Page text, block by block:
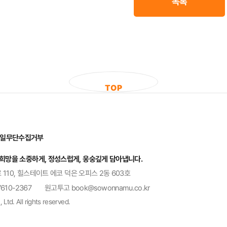
TOP
무단수집거부
망을 소중하게, 정성스럽게, 웅숭깊게 담아냅니다.
힐스테이트 에코 덕은 오피스 2동 603호
2367
원고투고 book@sowonnamu.co.kr
All rights reserved.